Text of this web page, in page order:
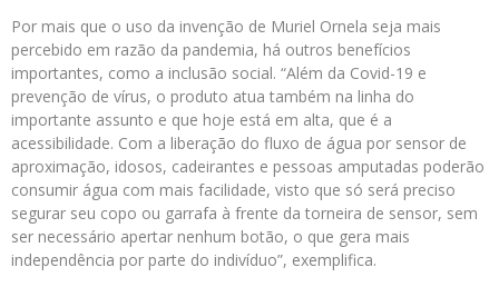
Por mais que o uso da invenção de Muriel Ornela seja mais
percebido em razão da pandemia, há outros benefícios
importantes, como a inclusão social. “Além da Covid-19 e
prevenção de vírus, o produto atua também na linha do
importante assunto e que hoje está em alta, que é a
acessibilidade. Com a liberação do fluxo de água por sensor de
aproximação, idosos, cadeirantes e pessoas amputadas poderão
consumir água com mais facilidade, visto que só será preciso
segurar seu copo ou garrafa à frente da torneira de sensor, sem
ser necessário apertar nenhum botão, o que gera mais
independência por parte do indivíduo”, exemplifica.